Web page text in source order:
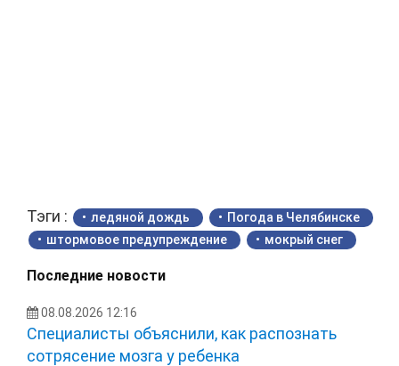
Тэги : ледяной дождь
Погода в Челябинске
штормовое предупреждение
мокрый снег
Последние новости
08.08.2026 12:16
Специалисты объяснили, как распознать
сотрясение мозга у ребенка